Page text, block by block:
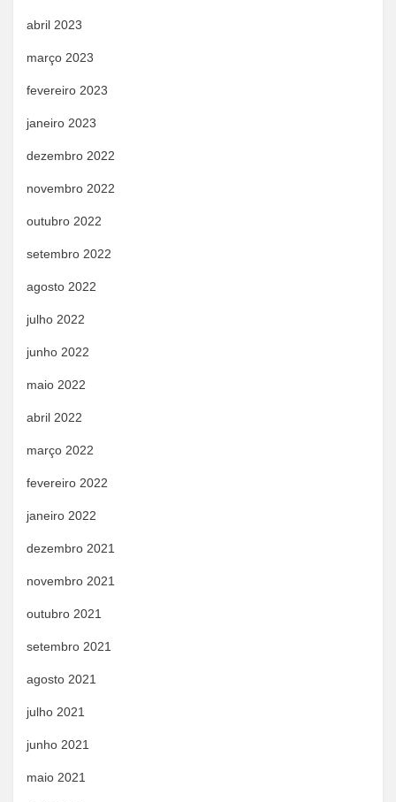
abril 2023
março 2023
fevereiro 2023
janeiro 2023
dezembro 2022
novembro 2022
outubro 2022
setembro 2022
agosto 2022
julho 2022
junho 2022
maio 2022
abril 2022
março 2022
fevereiro 2022
janeiro 2022
dezembro 2021
novembro 2021
outubro 2021
setembro 2021
agosto 2021
julho 2021
junho 2021
maio 2021